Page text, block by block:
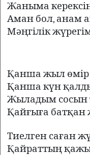
Жаныма керексің
Аман бол, анам
Мәңгілік
Қанша жыл өмір
Қанша күн
Жыладым сосын
Қайғыға
Тиелген саған
Қайраттың